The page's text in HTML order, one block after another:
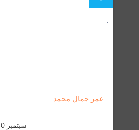
.
عمر جمال محمد
سبتمبر 10, 2021